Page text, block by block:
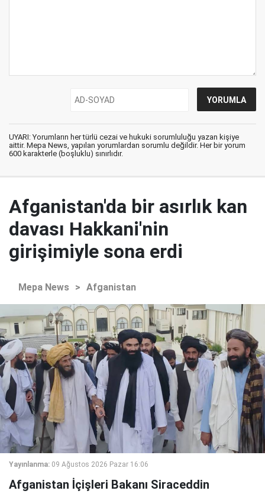
UYARI: Yorumların her türlü cezai ve hukuki sorumluluğu yazan kişiye
aittir. Mepa News, yapılan yorumlardan sorumlu değildir. Her bir yorum
600 karakterle (boşluklu) sınırlıdır.
Afganistan'da bir asırlık kan
davası Hakkani'nin
girişimiyle sona erdi
Mepa News > Afganistan
Yayınlanma: 09 Ağustos 2026 Pazar 16:06
Afganistan İçişleri Bakanı Siraceddin